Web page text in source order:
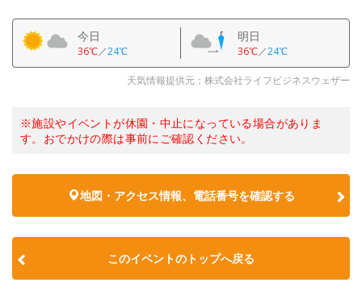
今日
36℃／24℃
明日
36℃／24℃
天気情報提供元：株式会社ライフビジネスウェザー
※施設やイベントが休園・中止になっている場合がありま
す。おでかけの際は事前にご確認ください。
地図・アクセス情報、電話番号を確認する
このイベントのトップへ戻る